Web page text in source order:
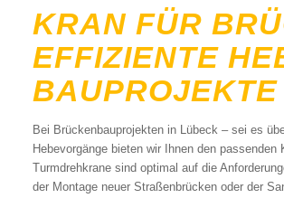
KRAN FÜR
EFFIZIENTE
Bei Brückenbauprojekten in Lübeck – sei es
Hebevorgänge bieten wir Ihnen den
Turmdrehkrane sind optimal auf die
der Montage neuer Straßenbrücken oder der